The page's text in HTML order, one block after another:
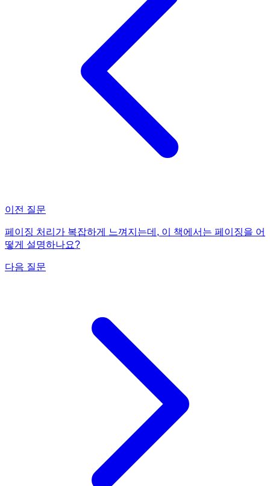
이전 질문
페이징 처리가 복잡하게 느껴지는데, 이 책에서는 페이징을 어
떻게 설명하나요?
다음 질문